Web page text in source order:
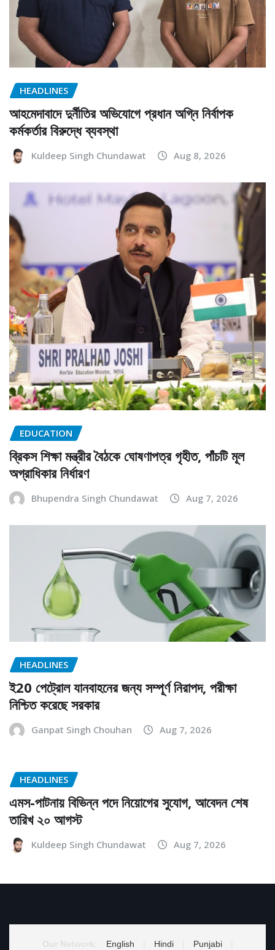
HEADLINES
আহমেদাবাদে দুর্নীতির অভিযোগে প্রধান অগ্নি নির্বাপক
কর্মকর্তার বিরুদ্ধে ব্যবস্থা
Kuldeep Singh Chundawat Aug 8, 2026
EDUCATION
ব্রিকস শিক্ষা মন্ত্রীর বৈঠকে ঘোষণাপত্র গৃহীত, পাঁচটি মূল
অগ্রাধিকার নির্ধারণ
Bhupendra Singh Chundawat Aug 7, 2026
HEADLINES
ই20 পেট্রোল যানবাহনের জন্য সম্পূর্ণ নিরাপদ, পরীক্ষা
নিশ্চিত করেছে সরকার
Ganpat Singh Chouhan Aug 7, 2026
HEADLINES
এমস-পাটনায় বিভিন্ন পদে নিয়োগের সুযোগ, আবেদন শেষ
তারিখ ২০ আগস্ট
Kuldeep Singh Chundawat Aug 7, 2026
English Hindi Punjabi